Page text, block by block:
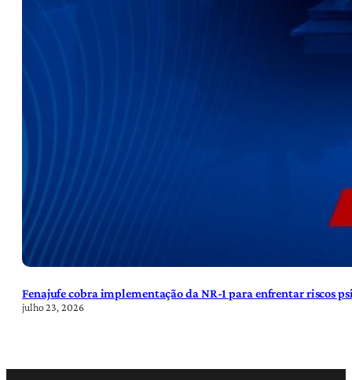
Fenajufe cobra implementação da NR-1 para enfrentar riscos
julho 23, 2026